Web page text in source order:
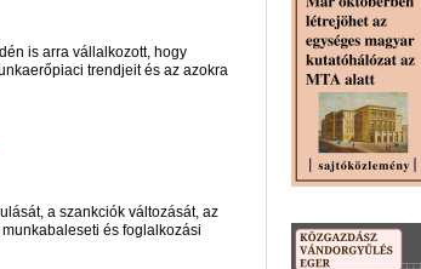
is arra vállalkozott, hogy
trendjeit és az azokra
a szankciók változását, az
és foglalkozási